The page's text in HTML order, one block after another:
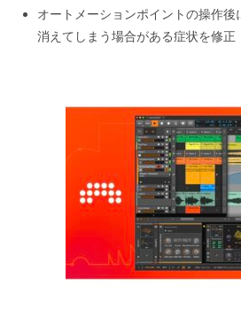
オートメーションポイントの操作
消えてしまう場合がある症状を修正